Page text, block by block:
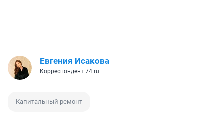
Евгения Исакова
Корреспондент 74.ru
Капитальный ремонт